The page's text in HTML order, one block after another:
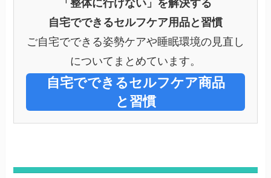
「整体に行けない」を解決する
自宅でできるセルフケア用品と習慣
ご自宅でできる姿勢ケアや睡眠環境の見直し
についてまとめています。
自宅でできるセルフケア商品
と習慣